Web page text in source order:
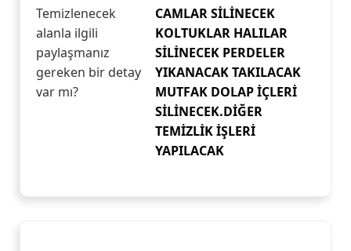
Temizlenecek
alanla ilgili
paylaşmanız
gereken bir detay
var mı?
CAMLAR SİLİNECEK
KOLTUKLAR HALILAR
SİLİNECEK PERDELER
YIKANACAK TAKILACAK
MUTFAK DOLAP İÇLERİ
SİLİNECEK.DİĞER
TEMİZLİK İŞLERİ
YAPILACAK